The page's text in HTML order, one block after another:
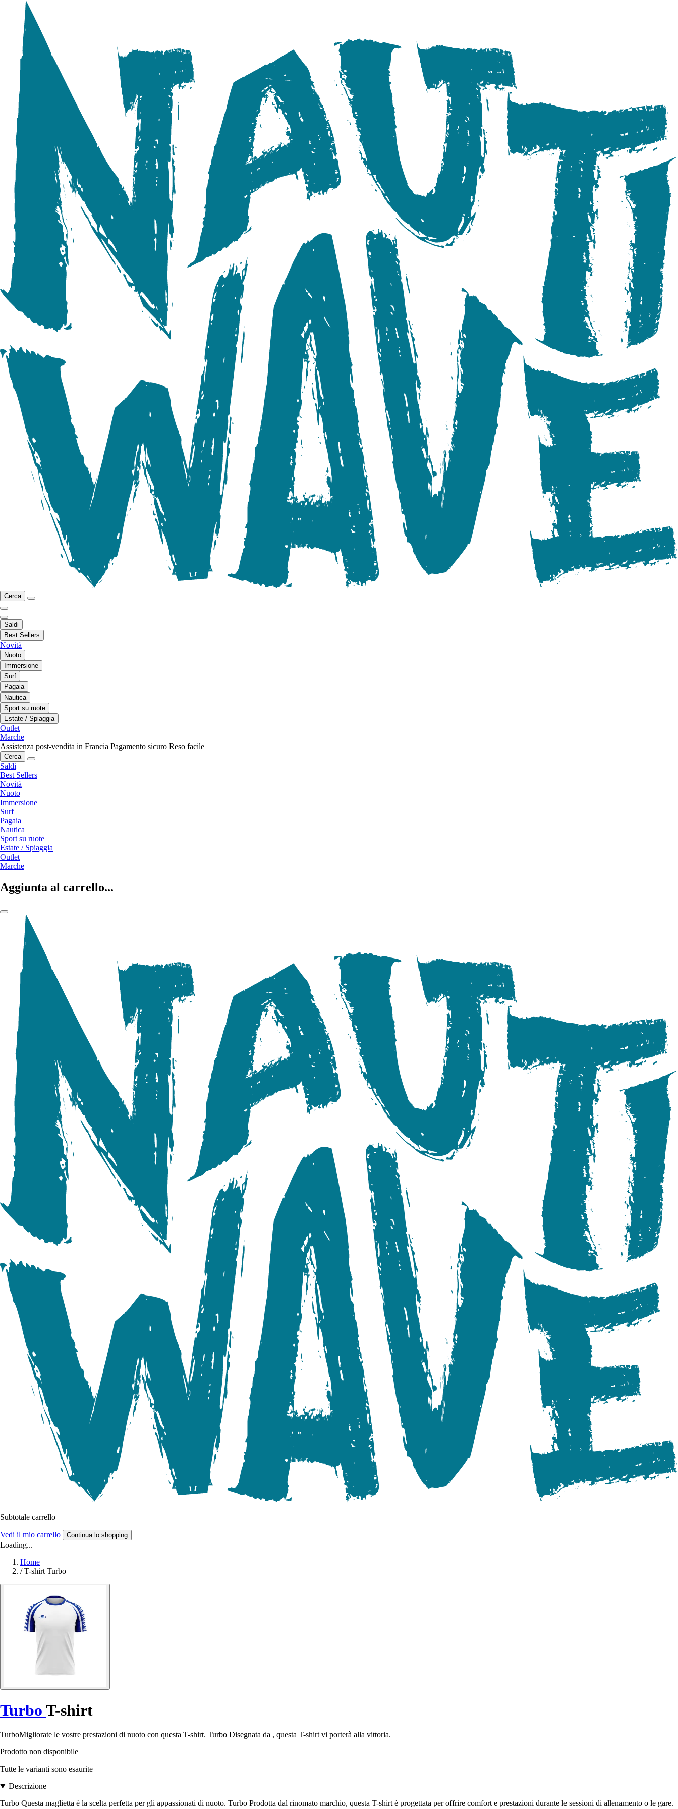
Cerca
Saldi
Best Sellers
Novità
Nuoto
Immersione
Surf
Pagaia
Nautica
Sport su ruote
Estate / Spiaggia
Outlet
Marche
Assistenza post-vendita in Francia Pagamento sicuro Reso facile
Cerca
Saldi
Best Sellers
Novità
Nuoto
Immersione
Surf
Pagaia
Nautica
Sport su ruote
Estate / Spiaggia
Outlet
Marche
Aggiunta al carrello...
Subtotale carrello
Vedi il mio carrello Continua lo shopping
Loading...
Home
/ T-shirt Turbo
Turbo T-shirt
TurboMigliorate le vostre prestazioni di nuoto con questa T-shirt. Turbo Disegnata da , questa T-shirt vi porterà alla vittoria.
Prodotto non disponibile
Tutte le varianti sono esaurite
Descrizione
Turbo Questa maglietta è la scelta perfetta per gli appassionati di nuoto. Turbo Prodotta dal rinomato marchio, questa T-shirt è progettata per offrire comfort e prestazioni durante le sessioni di allenamento o le gare.